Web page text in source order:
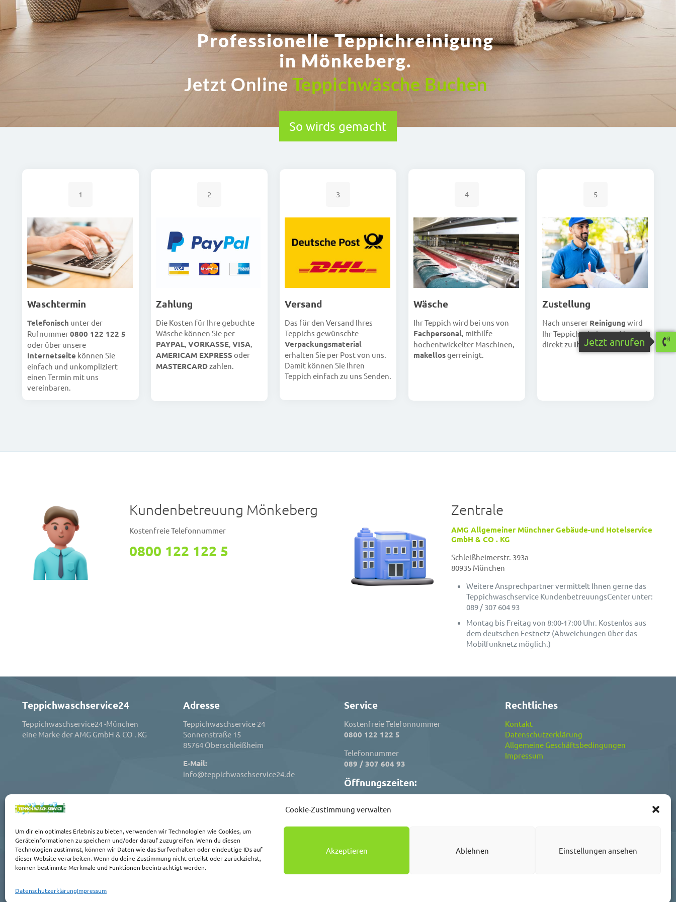
Cookie-Zustimmung verwalten
Um dir ein optimales Erlebnis zu bieten, verwenden wir Technologien wie Cookies, um
Geräteinformationen zu speichern und/oder darauf zuzugreifen. Wenn du diesen
Technologien zustimmst, können wir Daten wie das Surfverhalten oder eindeutige IDs auf
dieser Website verarbeiten. Wenn du deine Zustimmung nicht erteilst oder zurückziehst,
können bestimmte Merkmale und Funktionen beeinträchtigt werden.
Akzeptieren Ablehnen Einstellungen ansehen
DatenschutzerklärungImpressum
Jetzt Online Teppichwäsche Buchen
Professionelle Teppichreinigung
in Mönkeberg.
So wirds gemacht
1
Waschtermin
Telefonisch unter der
Rufnummer0800 122 122 5
oder über unsere
Internetseite können Sie
einfach und unkompliziert
einen Termin mit uns
vereinbaren.
2
Zahlung
Die Kosten für Ihre gebuchte
Wäsche können Sie per
PAYPAL, VORKASSE, VISA,
AMERICAM EXPRESS oder
MASTERCARDzahlen.
3
Versand
Das für den Versand Ihres
Teppichs gewünschte
Verpackungsmaterial
erhalten Sie per Post von uns.
Damit können Sie Ihren
Teppich einfach zu uns Senden.
4
Wäsche
Ihr Teppich wird bei uns von
Fachpersonal, mithilfe
hochentwickelter Maschinen,
makellosgerreinigt.
5
Zustellung
Nach unserer Reinigung wird
Ihr Teppich wieder per Versand
direkt zu Ihnengeschickt.
Kundenbetreuung Mönkeberg
Kostenfreie Telefonnummer
0800 122 122 5
Zentrale
AMG Allgemeiner Münchner Gebäude-und Hotelservice
GmbH & CO . KG
Schleißheimerstr. 393a
80935 München
Weitere Ansprechpartner vermittelt Ihnen gerne das
Teppichwaschservice KundenbetreuungsCenter unter:
089 / 307 604 93
Montag bis Freitag von 8:00-17:00 Uhr. Kostenlos aus
dem deutschen Festnetz (Abweichungen über das
Mobilfunknetz möglich.)
Teppichwaschservice24
Teppichwaschservice24 -München
eine Marke der AMG GmbH & CO . KG
Adresse
Teppichwaschservice 24
Sonnenstraße 15
85764 Oberschleißheim
E-Mail:
info@teppichwaschservice24.de
Service
Kostenfreie Telefonnummer
0800 122 122 5
Telefonnummer
089 / 307 604 93
Öffnungszeiten:
10:00 - 17:00 Uhr
Rechtliches
Kontakt
Datenschutzerklärung
Allgemeine Geschäftsbedingungen
Impressum
© 2026 Teppichwaschservice 24
Jetzt anrufen